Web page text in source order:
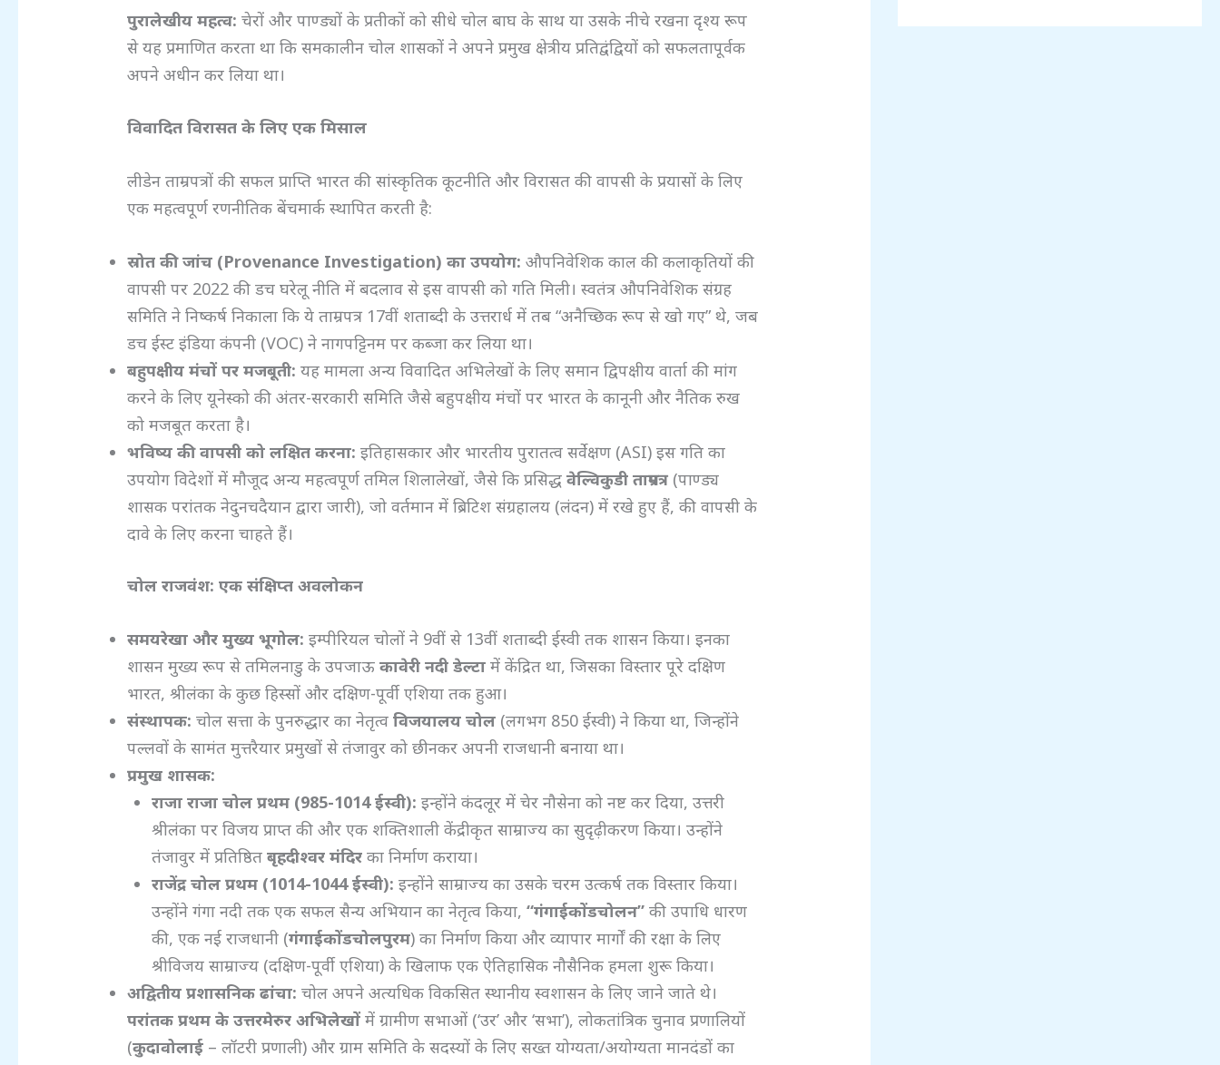
पुरालेखीय महत्व: चेरों और पाण्ड्यों के प्रतीकों को सीधे चोल बाघ के साथ या उसके नीचे रखना दृश्य रूप
से यह प्रमाणित करता था कि समकालीन चोल शासकों ने अपने प्रमुख क्षेत्रीय प्रतिद्वंद्वियों को सफलतापूर्वक
अपने अधीन कर लिया था।
विवादित विरासत के लिए एक मिसाल
लीडेन ताम्रपत्रों की सफल प्राप्ति भारत की सांस्कृतिक कूटनीति और विरासत की वापसी के प्रयासों के लिए
एक महत्वपूर्ण रणनीतिक बेंचमार्क स्थापित करती है:
स्रोत की जांच (Provenance Investigation)का उपयोग: औपनिवेशिक काल की कलाकृतियों की
वापसी पर 2022 की डच घरेलू नीति में बदलाव से इस वापसी को गति मिली। स्वतंत्र औपनिवेशिक संग्रह
समिति ने निष्कर्ष निकाला कि ये ताम्रपत्र 17वीं शताब्दी के उत्तरार्ध में तब “अनैच्छिक रूप से खो गए” थे, जब
डच ईस्ट इंडिया कंपनी (VOC) ने नागपट्टिनम पर कब्जा कर लिया था।
बहुपक्षीय मंचों पर मजबूती: यह मामला अन्य विवादित अभिलेखों के लिए समान द्विपक्षीय वार्ता की मांग
करने के लिए यूनेस्को की अंतर-सरकारी समिति जैसे बहुपक्षीय मंचों पर भारत के कानूनी और नैतिक रुख
को मजबूत करता है।
भविष्य की वापसी को लक्षित करना: इतिहासकार और भारतीय पुरातत्व सर्वेक्षण (ASI) इस गति का
उपयोग विदेशों में मौजूद अन्य महत्वपूर्ण तमिल शिलालेखों, जैसे कि प्रसिद्धवेल्विकुडी ताम्रपत्र (पाण्ड्य
शासक परांतक नेदुनचदैयान द्वारा जारी), जो वर्तमान में ब्रिटिश संग्रहालय (लंदन) में रखे हुए हैं, की वापसी के
दावे के लिए करना चाहते हैं।
चोल राजवंश: एक संक्षिप्त अवलोकन
समयरेखा और मुख्य भूगोल: इम्पीरियल चोलों ने 9वीं से 13वीं शताब्दी ईस्वी तक शासन किया। इनका
शासन मुख्य रूप से तमिलनाडु के उपजाऊकावेरी नदी डेल्टा में केंद्रित था, जिसका विस्तार पूरे दक्षिण
भारत, श्रीलंका के कुछ हिस्सों और दक्षिण-पूर्वी एशिया तक हुआ।
संस्थापक: चोल सत्ता के पुनरुद्धार का नेतृत्वविजयालय चोल (लगभग 850 ईस्वी) ने किया था, जिन्होंने
पल्लवों के सामंत मुत्तरैयार प्रमुखों से तंजावुर को छीनकर अपनी राजधानी बनाया था।
प्रमुख शासक:
राजा राजा चोल प्रथम (985-1014ईस्वी): इन्होंने कंदलूर में चेर नौसेना को नष्ट कर दिया, उत्तरी
श्रीलंका पर विजय प्राप्त की और एक शक्तिशाली केंद्रीकृत साम्राज्य का सुदृढ़ीकरण किया। उन्होंने
तंजावुर में प्रतिष्ठितबृहदीश्वर मंदिर का निर्माण कराया।
राजेंद्र चोल प्रथम (1014-1044ईस्वी): इन्होंने साम्राज्य का उसके चरम उत्कर्ष तक विस्तार किया।
उन्होंने गंगा नदी तक एक सफल सैन्य अभियान का नेतृत्व किया,“गंगाईकोंडचोलन” की उपाधि धारण
की, एक नई राजधानी (गंगाईकोंडचोलपुरम) का निर्माण किया और व्यापार मार्गों की रक्षा के लिए
श्रीविजय साम्राज्य (दक्षिण-पूर्वी एशिया) के खिलाफ एक ऐतिहासिक नौसैनिक हमला शुरू किया।
अद्वितीय प्रशासनिक ढांचा: चोल अपने अत्यधिक विकसित स्थानीय स्वशासन के लिए जाने जाते थे।
परांतक प्रथम के उत्तरमेरुर अभिलेखों में ग्रामीण सभाओं (‘उर’ और ‘सभा’), लोकतांत्रिक चुनाव प्रणालियों
(कुदावोलाई – लॉटरी प्रणाली) और ग्राम समिति के सदस्यों के लिए सख्त योग्यता/अयोग्यता मानदंडों का